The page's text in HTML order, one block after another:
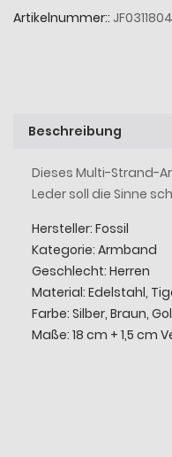
Artikelnummer:
Beschreibung
Dieses Multi-Strand-
Leder soll die Sinne
Hersteller: Fossil
Kategorie: Armband
Geschlecht: Herren
Material: Edelstahl,
Farbe: Silber, Braun,
Maße: 18 cm + 1,5 cm